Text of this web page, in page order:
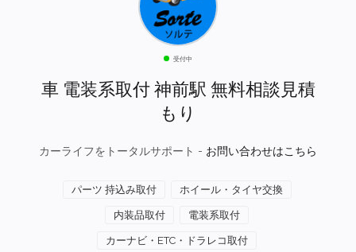
受付中
車 電装系取付 神前駅 無料相談見積
もり
カーライフをトータルサポート - お問い合わせはこちら
パーツ 持込み取付 ホイール・タイヤ交換
内装品取付 電装系取付
カーナビ・ETC・ドラレコ取付